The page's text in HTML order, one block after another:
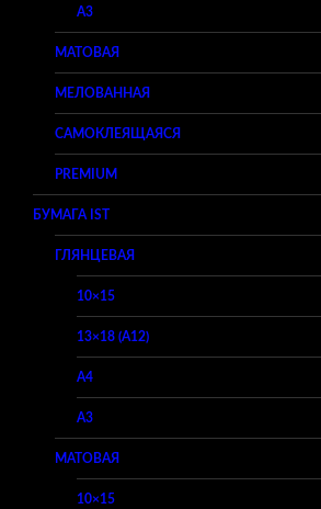
A3
МАТОВАЯ
МЕЛОВАННАЯ
САМОКЛЕЯЩАЯСЯ
PREMIUM
БУМАГА IST
ГЛЯНЦЕВАЯ
10×15
13×18 (A12)
A4
A3
МАТОВАЯ
10×15